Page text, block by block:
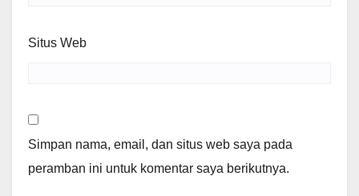
Situs Web
Simpan nama, email, dan situs web saya pada
peramban ini untuk komentar saya berikutnya.